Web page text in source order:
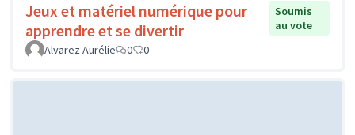
Jeux et matériel numérique pour
apprendre et se divertir
Soumis
au vote
Alvarez Aurélie
0 0